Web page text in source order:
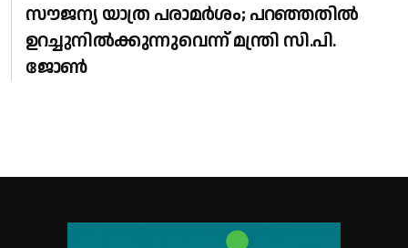
സൗജന്യ യാത്ര പരാമർശം; പറഞ്ഞതിൽ
ഉറച്ചുനിൽക്കുന്നുവെന്ന് മന്ത്രി സി.പി.
ജോൺ